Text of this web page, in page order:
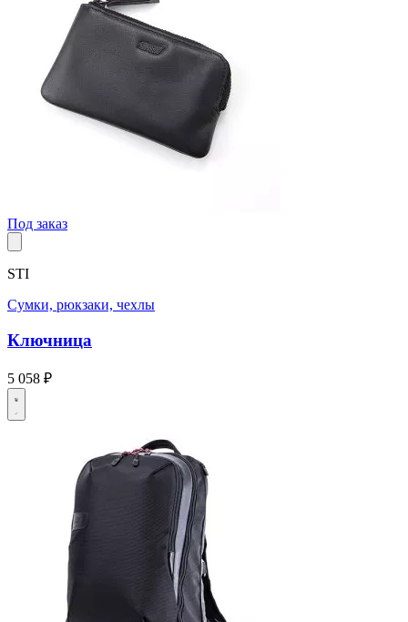
Под заказ
STI
Сумки, рюкзаки, чехлы
Ключница
5 058 ₽